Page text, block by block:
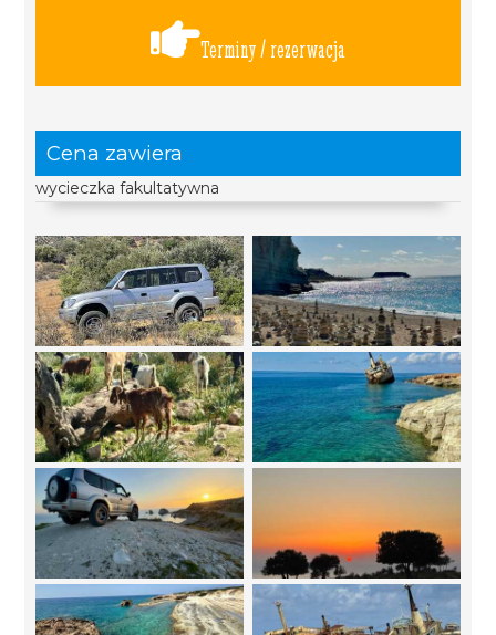
Terminy / rezerwacja
Cena zawiera
wycieczka fakultatywna